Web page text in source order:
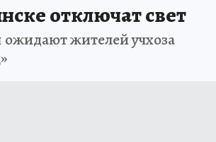
отключат свет
жителей учхоза